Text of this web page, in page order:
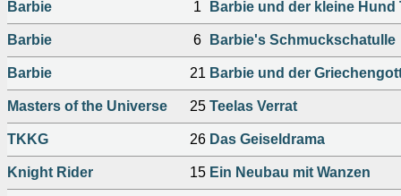
Barbie 1 Barbie und der kleine Hund
Barbie 6 Barbie's Schmuckschatulle
Barbie 21 Barbie und der
Masters of the Universe 25 Teelas Verrat
TKKG 26 Das Geiseldrama
Knight Rider 15 Ein Neubau mit Wanzen